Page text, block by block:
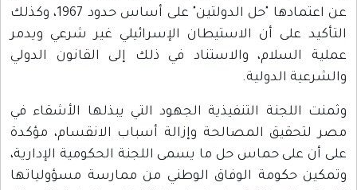
عن اعتمادها "حل الدولتين" على أساس حدود 1967، وكذلك
التأكيد على أن الاستيطان الإسرائيلي غير شرعي ويدمر
عملية السلام، والاستناد في ذلك إلى القانون الدولي
والشرعية الدولية.
وثمنت اللجنة التنفيذية الجهود التي يبذلها الأشقاء في
مصر لتحقيق المصالحة وإزالة أسباب الانقسام، مؤكدة
على أن على حماس حل ما يسمى اللجنة الحكومية الإدارية،
وتمكين حكومة الوفاق الوطني من ممارسة مسؤولياتها